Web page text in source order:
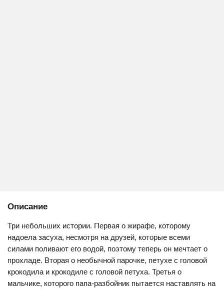
Описание
Три небольших истории. Первая о жирафе, которому
надоела засуха, несмотря на друзей, которые всеми
силами поливают его водой, поэтому теперь он мечтает о
прохладе. Вторая о необычной парочке, петухе с головой
крокодила и крокодиле с головой петуха. Третья о
мальчике, которого папа-разбойник пытается наставлять на